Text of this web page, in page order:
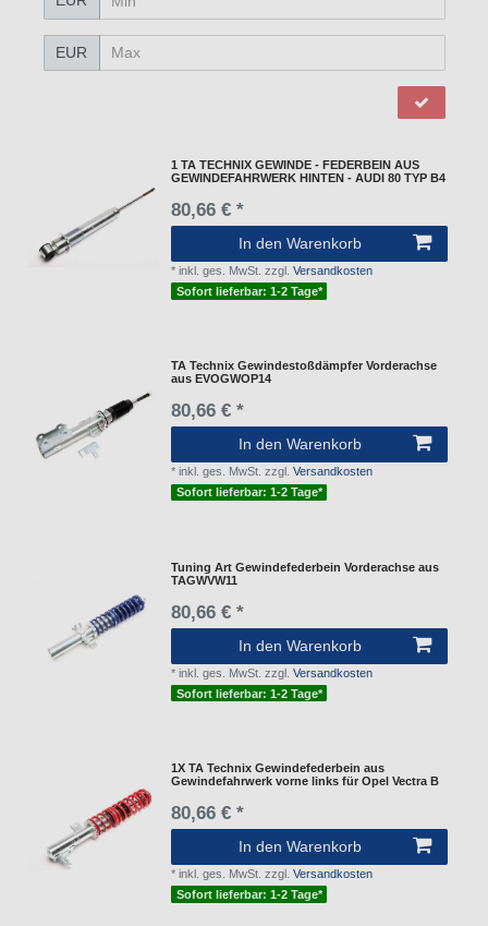
EUR
1 TA TECHNIX GEWINDE - FEDERBEIN AUS
GEWINDEFAHRWERK HINTEN - AUDI 80 TYP B4
80,66 € *
In den Warenkorb
*inkl. ges. MwSt. zzgl.Versandkosten
Sofort lieferbar: 1-2 Tage*
TA Technix Gewindestoßdämpfer Vorderachse
aus EVOGWOP14
80,66 € *
In den Warenkorb
*inkl. ges. MwSt. zzgl.Versandkosten
Sofort lieferbar: 1-2 Tage*
Tuning Art Gewindefederbein Vorderachse aus
TAGWVW11
80,66 € *
In den Warenkorb
*inkl. ges. MwSt. zzgl.Versandkosten
Sofort lieferbar: 1-2 Tage*
1X TA Technix Gewindefederbein aus
Gewindefahrwerk vorne links für Opel Vectra B
80,66 € *
In den Warenkorb
*inkl. ges. MwSt. zzgl.Versandkosten
Sofort lieferbar: 1-2 Tage*